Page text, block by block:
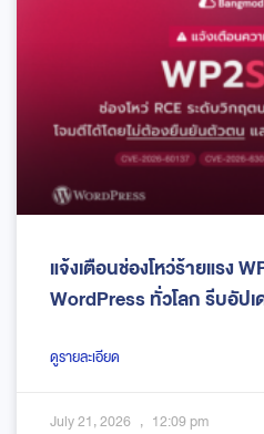
แจ้งเตือนช่องโหว่ร้ายแรง
WordPress ทั่วโลก รีบอัป
ดูรายละเอียด
July 21, 2026 12:09 pm